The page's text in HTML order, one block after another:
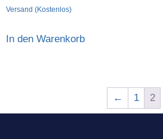
Versand (Kostenlos)
In den Warenkorb
← 1 2